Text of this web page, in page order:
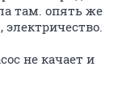
там. опять же
электричество.
не качает и